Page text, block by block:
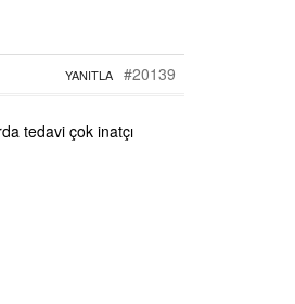
#20139
YANITLA
tedavi çok inatçı